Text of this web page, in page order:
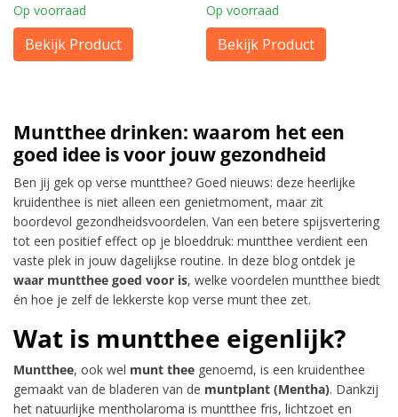
Op voorraad
Bekijk Product
Op voorraad
Bekijk Product
Muntthee drinken: waarom het een
goed idee is voor jouw gezondheid
Ben jij gek op verse muntthee? Goed nieuws: deze heerlijke
kruidenthee is niet alleen een genietmoment, maar zit
boordevol gezondheidsvoordelen. Van een betere spijsvertering
tot een positief effect op je bloeddruk: muntthee verdient een
vaste plek in jouw dagelijkse routine. In deze blog ontdek je
waar muntthee goed voor is, welke voordelen muntthee biedt
én hoe je zelf de lekkerste kop verse munt thee zet.
Wat is muntthee eigenlijk?
Muntthee, ook wel munt thee genoemd, is een kruidenthee
gemaakt van de bladeren van de muntplant (Mentha). Dankzij
het natuurlijke mentholaroma is muntthee fris, lichtzoet en